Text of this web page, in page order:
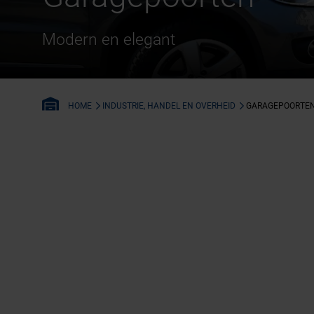
Modern en elegant
HOME INDUSTRIE, HANDEL EN OVERHEID